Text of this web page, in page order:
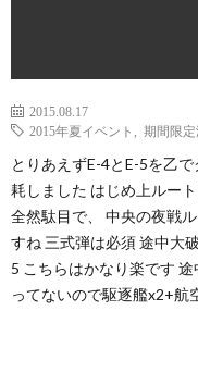
2015.08.17
2015年夏イベント
期間限定
とりあえずE-4とE-5を乙
耗しました はじめ上ルー
全然駄目で、 中央の夜戦
すね 三式弾は必須 途中大
5 こちらはかなり楽です
ってないので駆逐艦x2+航